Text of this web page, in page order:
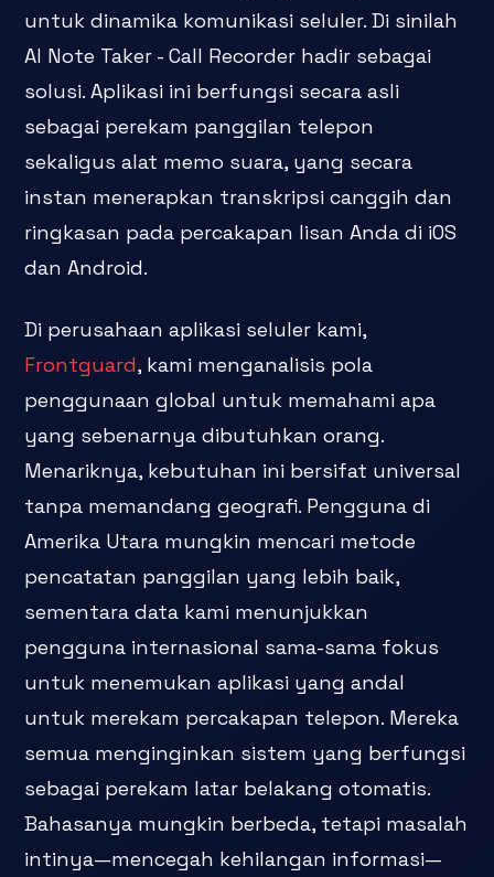
untuk dinamika komunikasi seluler. Di sinilah
AI Note Taker - Call Recorder hadir sebagai
solusi. Aplikasi ini berfungsi secara asli
sebagai perekam panggilan telepon
sekaligus alat memo suara, yang secara
instan menerapkan transkripsi canggih dan
ringkasan pada percakapan lisan Anda di iOS
dan Android.
Di perusahaan aplikasi seluler kami,
Frontguard, kami menganalisis pola
penggunaan global untuk memahami apa
yang sebenarnya dibutuhkan orang.
Menariknya, kebutuhan ini bersifat universal
tanpa memandang geografi. Pengguna di
Amerika Utara mungkin mencari metode
pencatatan panggilan yang lebih baik,
sementara data kami menunjukkan
pengguna internasional sama-sama fokus
untuk menemukan aplikasi yang andal
untuk merekam percakapan telepon. Mereka
semua menginginkan sistem yang berfungsi
sebagai perekam latar belakang otomatis.
Bahasanya mungkin berbeda, tetapi masalah
intinya—mencegah kehilangan informasi—